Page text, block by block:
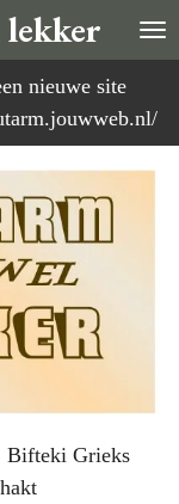
nieuwe site
Bifteki Grieks